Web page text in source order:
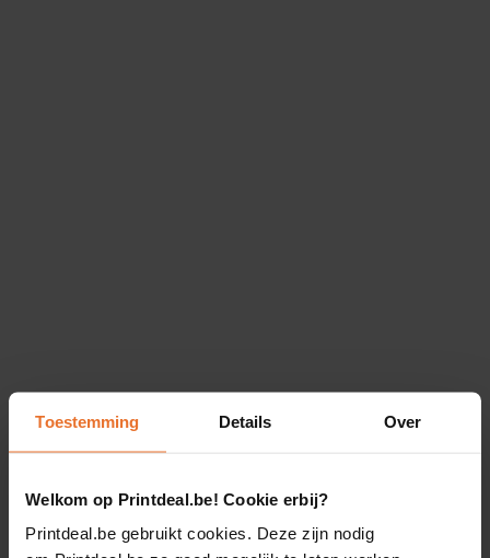
Toestemming Details Over
Welkom op Printdeal.be! Cookie erbij?
Printdeal.be gebruikt cookies. Deze zijn nodig